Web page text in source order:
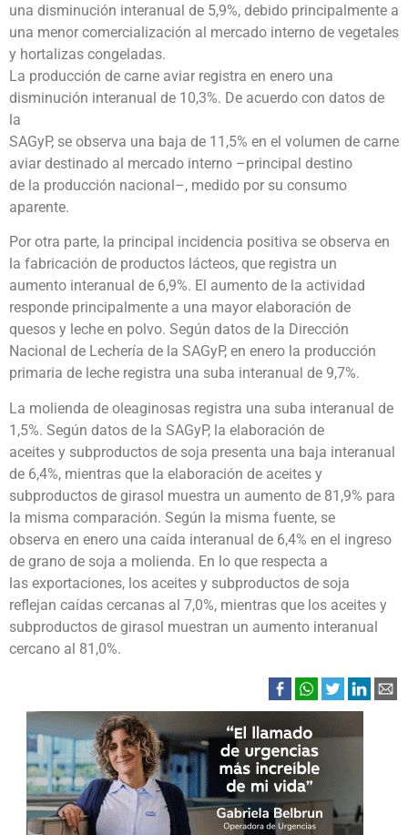
una disminución interanual de 5,9%, debido principalmente a
una menor comercialización al mercado interno de vegetales
y hortalizas congeladas.
La producción de carne aviar registra en enero una
disminución interanual de 10,3%. De acuerdo con datos de
la
SAGyP, se observa una baja de 11,5% en el volumen de carne
aviar destinado al mercado interno –principal destino
de la producción nacional–, medido por su consumo
aparente.
Por otra parte, la principal incidencia positiva se observa en
la fabricación de productos lácteos, que registra un
aumento interanual de 6,9%. El aumento de la actividad
responde principalmente a una mayor elaboración de
quesos y leche en polvo. Según datos de la Dirección
Nacional de Lechería de la SAGyP, en enero la producción
primaria de leche registra una suba interanual de 9,7%.
La molienda de oleaginosas registra una suba interanual de
1,5%. Según datos de la SAGyP, la elaboración de
aceites y subproductos de soja presenta una baja interanual
de 6,4%, mientras que la elaboración de aceites y
subproductos de girasol muestra un aumento de 81,9% para
la misma comparación. Según la misma fuente, se
observa en enero una caída interanual de 6,4% en el ingreso
de grano de soja a molienda. En lo que respecta a
las exportaciones, los aceites y subproductos de soja
reflejan caídas cercanas al 7,0%, mientras que los aceites y
subproductos de girasol muestran un aumento interanual
cercano al 81,0%.